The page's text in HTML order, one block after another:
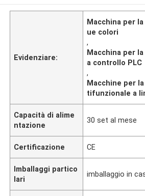
Evidenziare:
Macchina per
ue colori
,
Macchina per
a controllo PLC
,
Macchine per
tifunzionale a
Capacità di alime
ntazione
30 set al mese
Certificazione CE
Imballaggi partico
lari
imballaggio in